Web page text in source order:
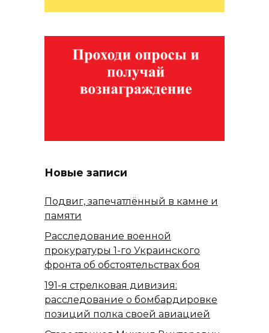
Новые записи
Подвиг, запечатлённый в камне и
памяти
Расследование военной
прокуратуры 1-го Украинского
фронта об обстоятельствах боя
191-я стрелковая дивизия:
расследование о бомбардировке
позиций полка своей авиацией